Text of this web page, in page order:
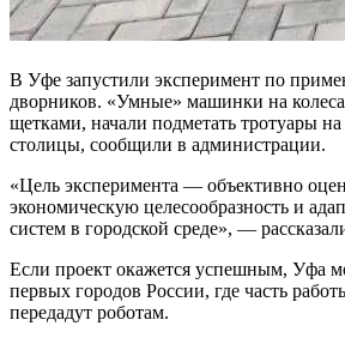
В Уфе запустили эксперимент по
дворников. «Умные» машинки на
щетками, начали подметать тротуары
столицы, сообщили в администрации.
«Цель эксперимента — объективно
экономическую целесообразность и
систем в городской среде», —
Если проект окажется успешным, Уфа
первых городов России, где часть
передадут роботам.